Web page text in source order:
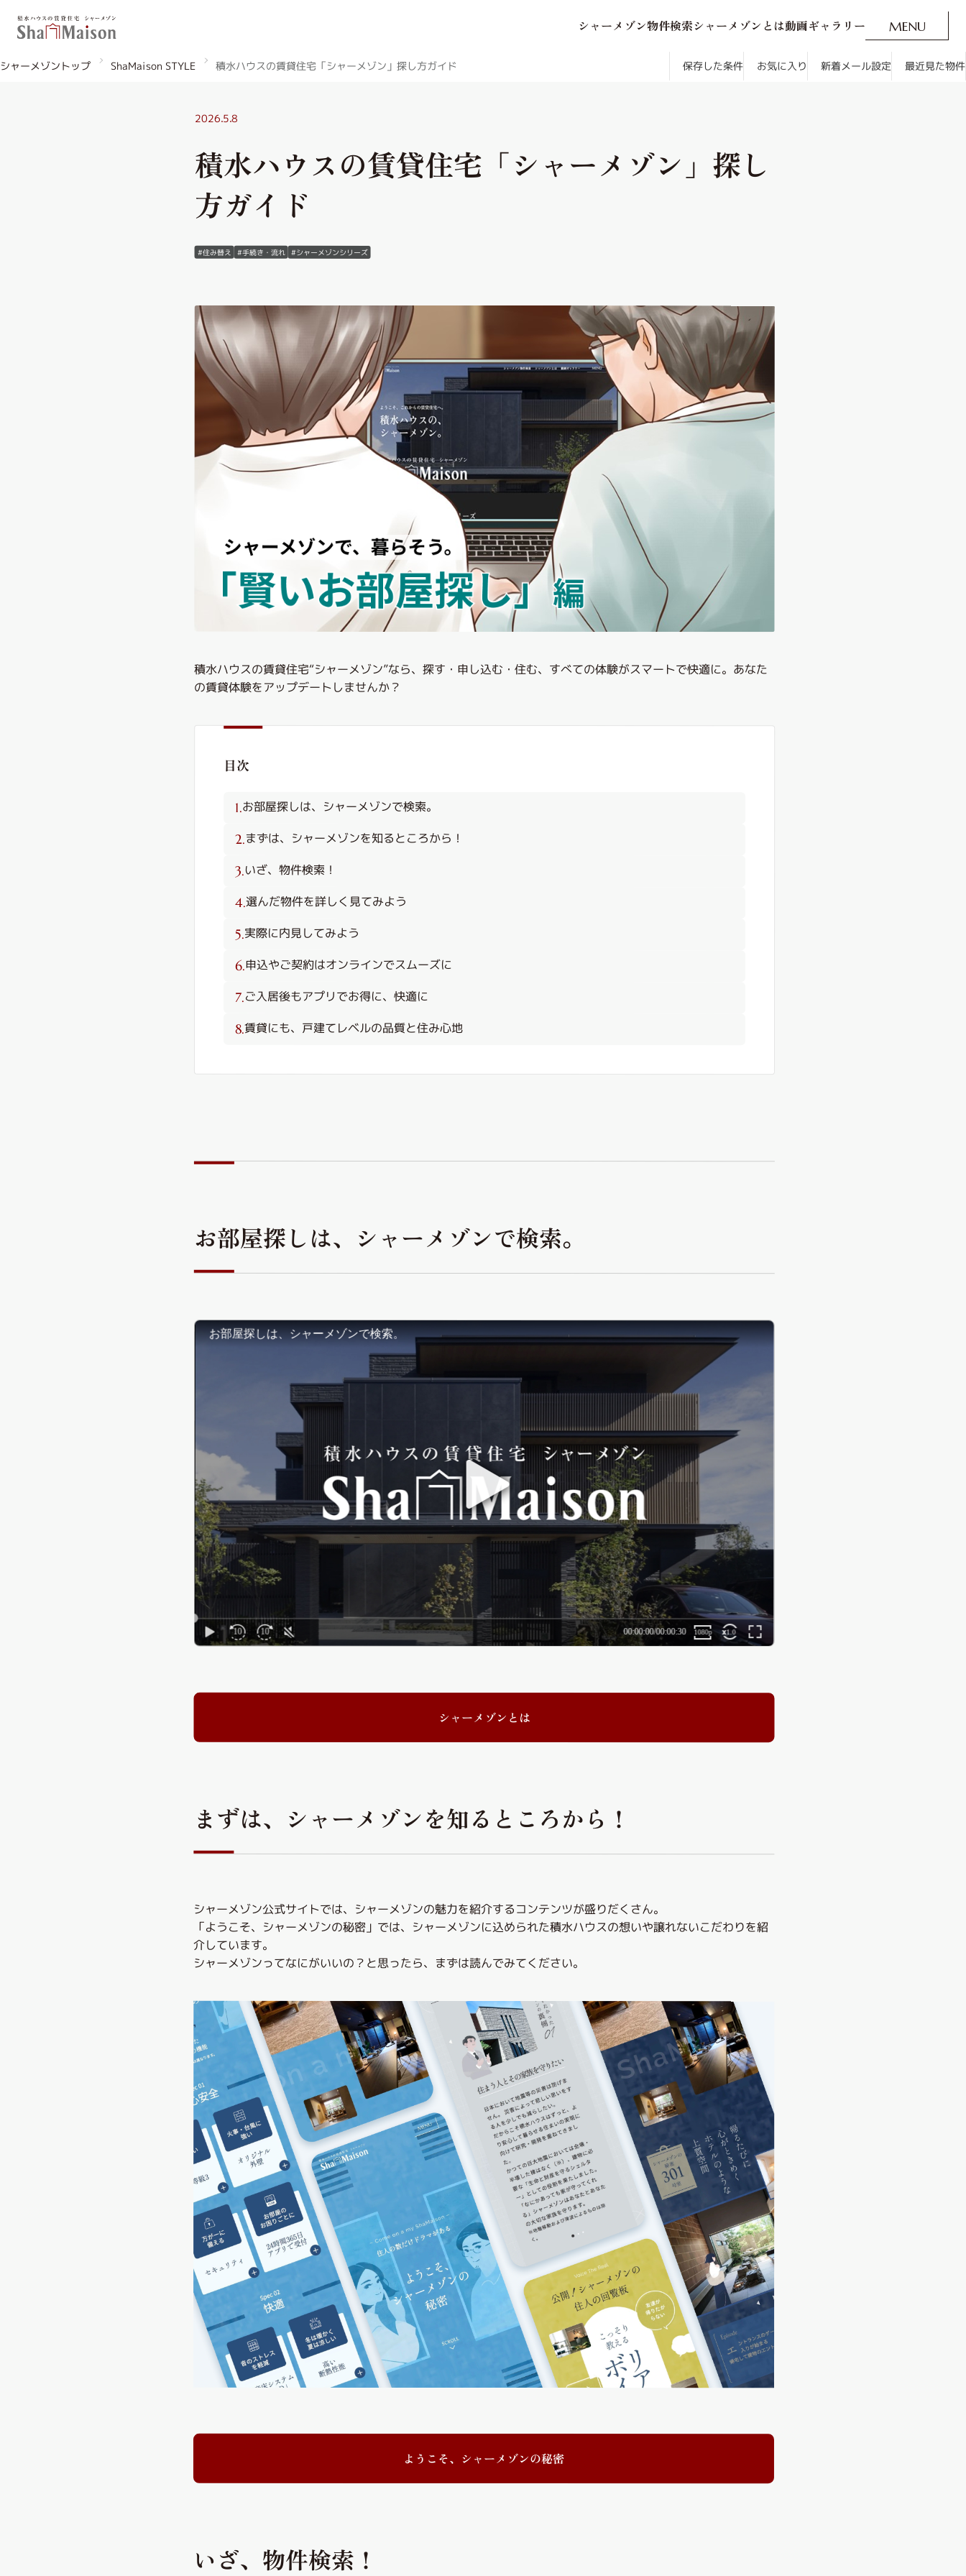
シ ャーメ ゾン物件検索シ ャーメ ゾン とは動画ギャ ラ リ ー MENU
O
新着メール設定 最近見た物件 CLOSE
東北 中部
中国・四国 九州
市区郡・路線・駅から探す 通勤・通学時間から探す
シャーメゾンセレクション ルームツアー
シャーメゾンショップを探す
らくらく内見
シャーメゾンライフサポート
自立型サービス付き・シニア向け
お問い合わせ・よくある質問
シャーメゾンライフ CLUB
らくらくパートナー
シャーメゾンライフ GUARD
らくらくプラチナ
シャーメゾントップ ShaMaison STYLE 積水ハウスの賃貸住宅「シャーメゾン」探し方ガイド 保存した条件 お気に入り 新着メール設定 最近見た物件
2026.5.8
積水ハウスの賃貸住宅「シャーメゾン」探し
方ガイド
#住み替え #手続き・流れ #シャーメゾンシリーズ
積水ハウスの賃貸住宅“シャーメゾン”なら、探す・申し込む・住む、すべての体験がスマートで快適に。あなた
の賃貸体験をアップデートしませんか？
目次
お部屋探しは、シャーメゾンで検索。
まずは、シャーメゾンを知るところから！
いざ、物件検索！
選んだ物件を詳しく見てみよう
実際に内見してみよう
申込やご契約はオンラインでスムーズに
ご入居後もアプリでお得に、快適に
賃貸にも、戸建てレベルの品質と住み心地
お部屋探しは、シャーメゾンで検索。
シャーメゾンとは
まずは、シャーメゾンを知るところから！
シャーメゾン公式サイトでは、シャーメゾンの魅力を紹介するコンテンツが盛りだくさん。
「ようこそ、シャーメゾンの秘密」では、シャーメゾンに込められた積水ハウスの想いや譲れないこだわりを紹
介しています。
シャーメゾンってなにがいいの？と思ったら、まずは読んでみてください。
ようこそ、シャーメゾンの秘密
いざ、物件検索！